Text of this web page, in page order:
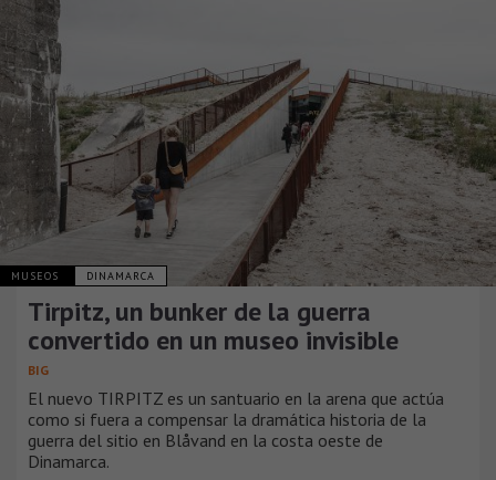
MUSEOS DINAMARCA
Tirpitz, un bunker de la guerra
convertido en un museo invisible
BIG
El nuevo TIRPITZ es un santuario en la arena que actúa
como si fuera a compensar la dramática historia de la
guerra del sitio en Blåvand en la costa oeste de
Dinamarca.